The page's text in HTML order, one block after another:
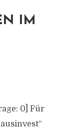
IM
0] Für